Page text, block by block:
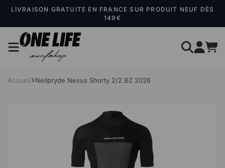
LIVRAISON GRATUITE EN FRANCE SUR PRODUIT NEUF DÈS
149€
Accueil Neilpryde Nexus Shorty 2/2 BZ 2026